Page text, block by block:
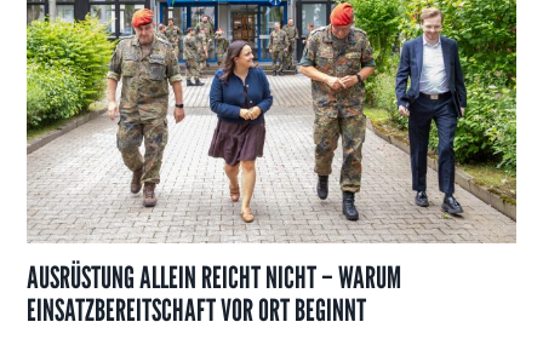
AUSRÜSTUNG ALLEIN REICHT NICHT – WARUM
EINSATZBEREITSCHAFT VOR ORT BEGINNT